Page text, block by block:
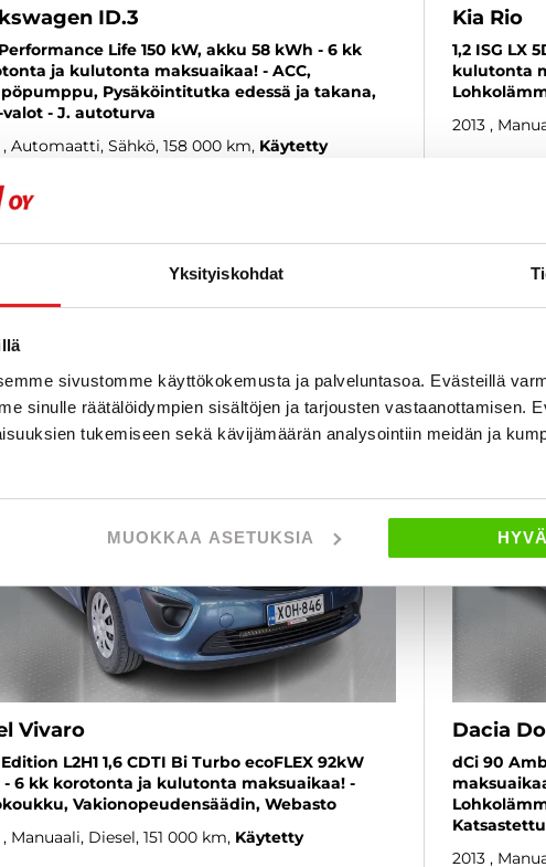
Yksityiskohdat
sivustomme käyttökokemusta ja palveluntasoa. Evästeillä
sinulle räätälöidympien sisältöjen ja tarjousten vastaanottamisen.
tukemiseen sekä kävijämäärän analysointiin meidän ja
MUOKKAA ASETUKSIA
ID.3
Life 150 kW, akku 58 kWh - 6 kk
ja kulutonta maksuaikaa! - ACC,
Pysäköintitutka edessä ja takana,
valot - J. autoturva
, Automaatti, Sähkö, 158 000 km Käytetty
€
Kia Rio
1,2 ISG LX
kulutonta
2013 ,
Vivaro
L2H1 1,6 CDTI Bi Turbo ecoFLEX 92kW
- 6 kk korotonta ja kulutonta maksuaikaa! -
Vakionopeudensäädin, Webasto
, Manuaali, Diesel, 151 000 km Käytetty
6 kk
Dacia
dCi 90
2013 ,